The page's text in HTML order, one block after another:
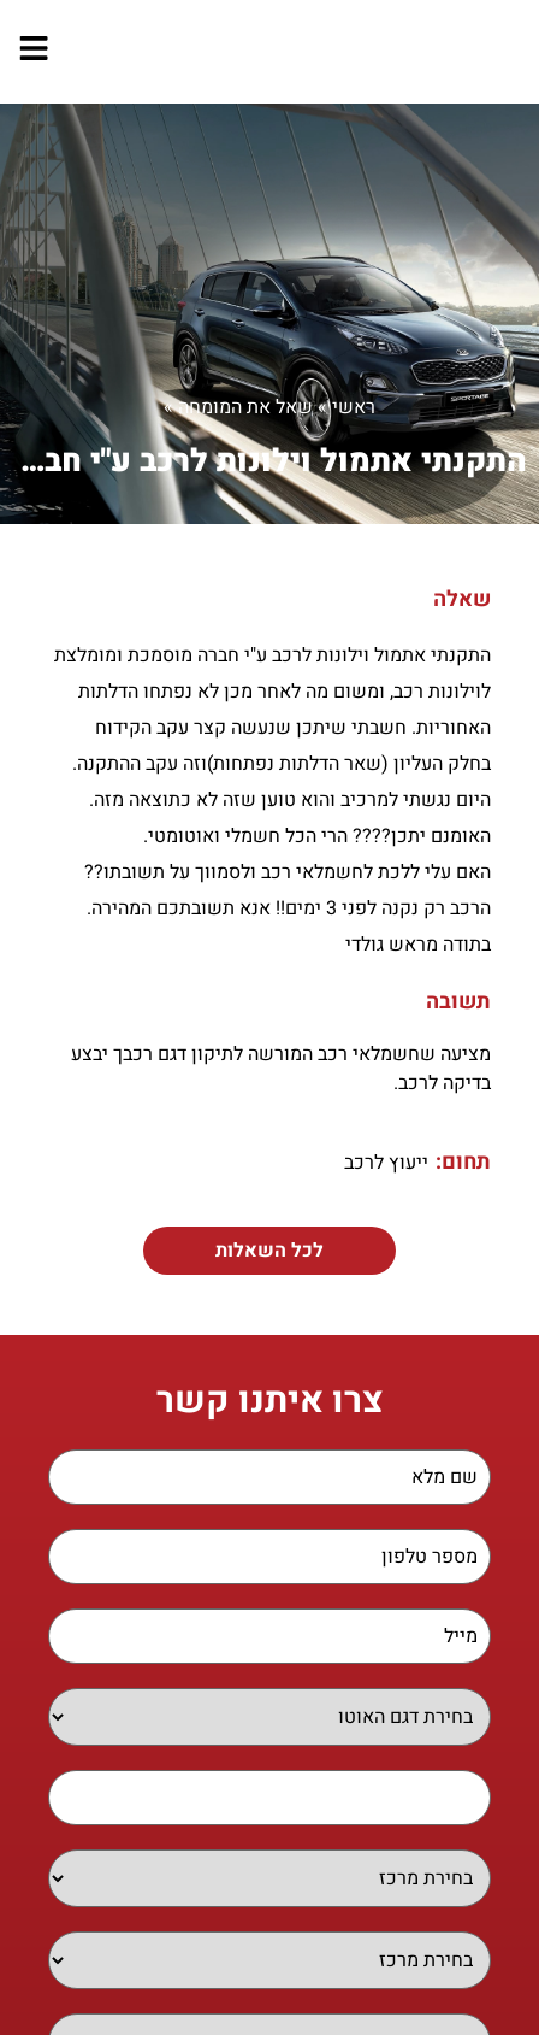
ראשי»שאל את המומחה»
התקנתי אתמול וילונות לרכב ע"י חברה מו...
שאלה
התקנתי אתמול וילונות לרכב ע"י חברה מוסמכת ומומלצת
לוילונות רכב, ומשום מה לאחר מכן לא נפתחו הדלתות
האחוריות. חשבתי שיתכן שנעשה קצר עקב הקידוח
בחלק העליון (שאר הדלתות נפתחות)וזה עקב ההתקנה.
היום נגשתי למרכיב והוא טוען שזה לא כתוצאה מזה.
האומנם יתכן???? הרי הכל חשמלי ואוטומטי.
האם עלי ללכת לחשמלאי רכב ולסמווך על תשובתו??
הרכב רק נקנה לפני 3 ימים!! אנא תשובתכם המהירה.
בתודה מראש גולדי
תשובה
מציעה שחשמלאי רכב המורשה לתיקון דגם רכבך יבצע
בדיקה לרכב.
תחום: ייעוץ לרכב
לכל השאלות
צרו איתנו קשר